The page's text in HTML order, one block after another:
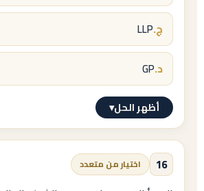
ج.LLP
د.GP
أظهر الحل▾
الإجابة النموذجية
ب.16 اختيار من متعدد